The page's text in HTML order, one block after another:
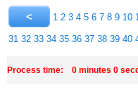
1 2 3 4 5 6 7 8 9 10
31 32 33 34 35 36 37 38 39 40
Process time: 0 minutes 0